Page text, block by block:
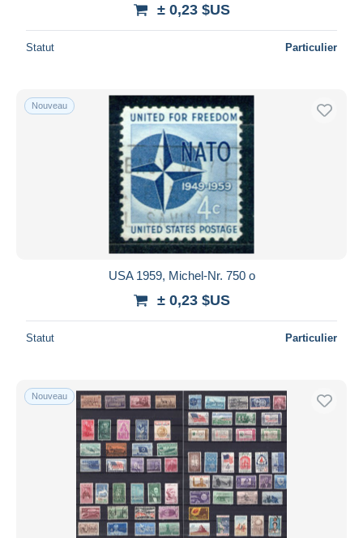
± 0,23 $US
Statut Particulier
Nouveau
USA 1959, Michel-Nr. 750 o
± 0,23 $US
Statut Particulier
Nouveau